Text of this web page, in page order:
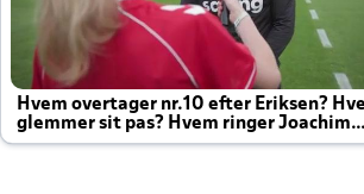
Hvem overtager nr.10 efter Eriksen?
glemmer sit pas? Hvem ringer Joachim
altid til efter kampe?